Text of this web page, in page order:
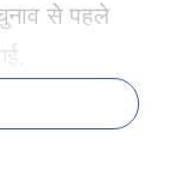
से पहले
सरकार के क्षेत्र